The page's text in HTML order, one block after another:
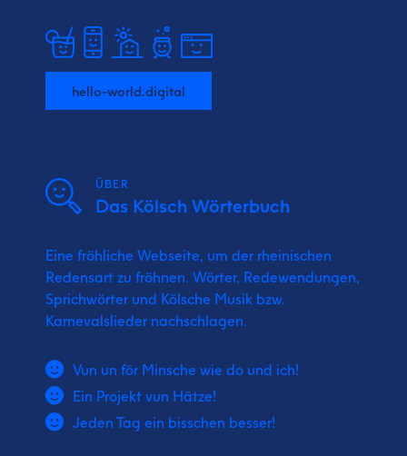
hello-world.digital
ÜBER
Das Kölsch Wörterbuch
Eine fröhliche Webseite, um der rheinischen
Redensart zu fröhnen. Wörter, Redewendungen,
Sprichwörter und Kölsche Musik bzw.
Karnevalslieder nachschlagen.
Vun un för Minsche wie do und ich!
Ein Projekt vun Hätze!
Jeden Tag ein bisschen besser!